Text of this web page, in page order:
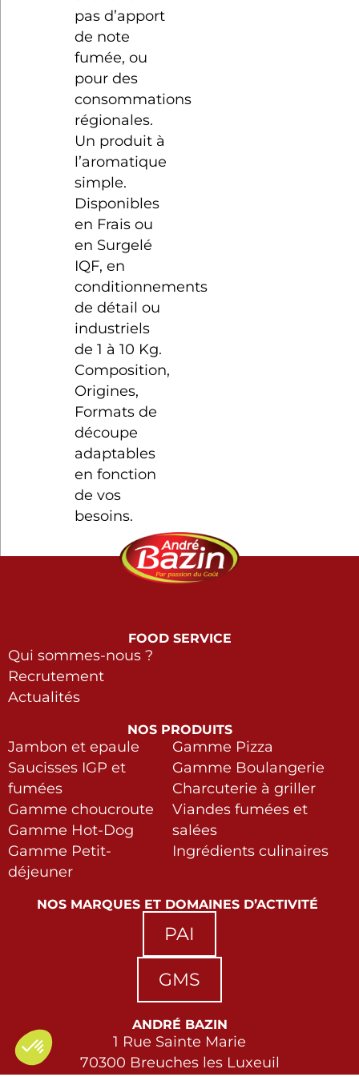
pas d’apport
de note
fumée, ou
pour des
consommations
régionales.
Un produit à
l’aromatique
simple.
Disponibles
en Frais ou
en Surgelé
IQF, en
conditionnements
de détail ou
industriels
de 1 à 10 Kg.
Composition,
Origines,
Formats de
découpe
adaptables
en fonction
de vos
besoins.
ANDRÉ BAZIN
1 Rue Sainte Marie
70300 Breuches les Luxeuil
FOOD SERVICE
Qui sommes-nous ?
Recrutement
Actualités
NOS PRODUITS
Jambon et epaule
Saucisses IGP et
fumées
Gamme choucroute
Gamme Hot-Dog
Gamme Petit-
déjeuner
Gamme Pizza
Gamme Boulangerie
Charcuterie à griller
Viandes fumées et
salées
Ingrédients culinaires
NOS MARQUES ET DOMAINES D’ACTIVITÉ
PAI
GMS